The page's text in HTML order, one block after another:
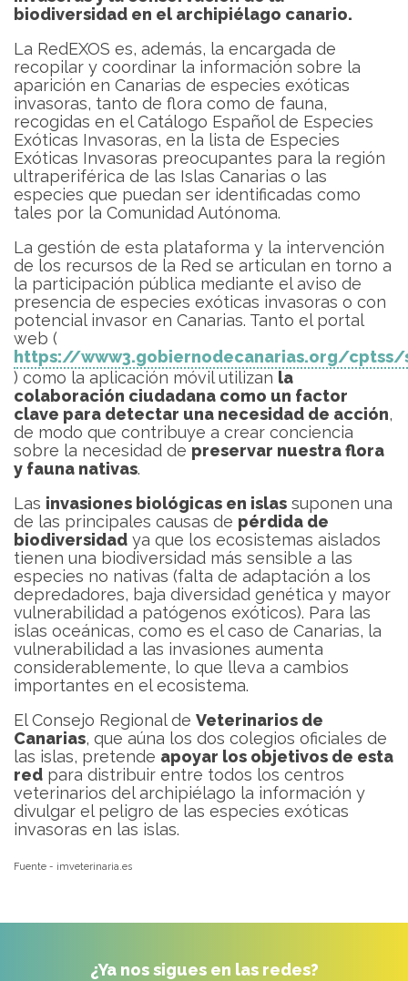
biodiversidad en el archipiélago canario.
La RedEXOS es, además, la encargada de
recopilar y coordinar la información sobre la
aparición en Canarias de especies exóticas
invasoras, tanto de flora como de fauna,
recogidas en el Catálogo Español de Especies
Exóticas Invasoras, en la lista de Especies
Exóticas Invasoras preocupantes para la región
ultraperiférica de las Islas Canarias o las
especies que puedan ser identificadas como
tales por la Comunidad Autónoma.
La gestión de esta plataforma y la intervención
de los recursos de la Red se articulan en torno a
la participación pública mediante el aviso de
presencia de especies exóticas invasoras o con
potencial invasor en Canarias. Tanto el portal
web (
https://www3.gobiernodecanarias.org/
) como la aplicación móvil utilizan la
colaboración ciudadana como un factor
clave para detectar una necesidad de acción,
de modo que contribuye a crear conciencia
sobre la necesidad de preservar nuestra flora
y fauna nativas.
Las invasiones biológicas en islas suponen una
de las principales causas de pérdida de
biodiversidad ya que los ecosistemas aislados
tienen una biodiversidad más sensible a las
especies no nativas (falta de adaptación a los
depredadores, baja diversidad genética y mayor
vulnerabilidad a patógenos exóticos). Para las
islas oceánicas, como es el caso de Canarias, la
vulnerabilidad a las invasiones aumenta
considerablemente, lo que lleva a cambios
importantes en el ecosistema.
El Consejo Regional de Veterinarios de
Canarias, que aúna los dos colegios oficiales de
las islas, pretende apoyar los objetivos de esta
red para distribuir entre todos los centros
veterinarios del archipiélago la información y
divulgar el peligro de las especies exóticas
invasoras en las islas.
Fuente - imveterinaria.es
¿Ya nos sigues en las redes?